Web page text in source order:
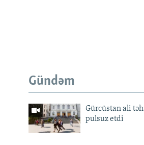
Gündəm
Gürcüstan ali
pulsuz etdi